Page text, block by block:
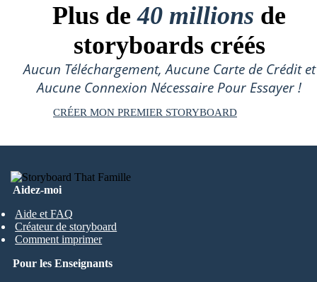
Plus de40 millions de
storyboards créés
Aucun Téléchargement, Aucune Carte de Crédit et
Aucune Connexion Nécessaire Pour Essayer !
CRÉER MON PREMIER STORYBOARD
Aidez-moi
Aide et FAQ
Créateur de storyboard
Comment imprimer
Pour les Enseignants